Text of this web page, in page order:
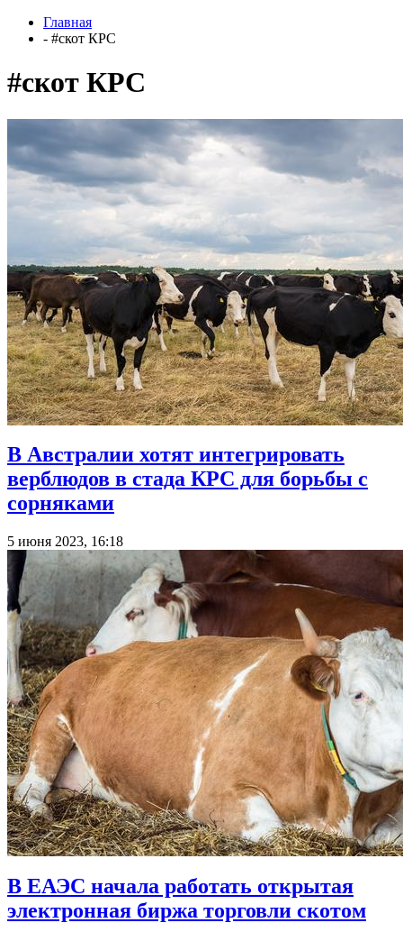
Главная
- #скот КРС
#скот КРС
В Австралии хотят интегрировать
верблюдов в стада КРС для борьбы с
сорняками
5 июня 2023, 16:18
В ЕАЭС начала работать открытая
электронная биржа торговли скотом